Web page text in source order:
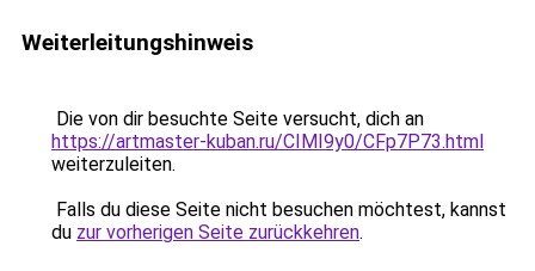
Weiterleitungshinweis
Die von dir besuchte Seite versucht, dich an
https://artmaster-kuban.ru/CIMI9y0/CFp7P73.html
weiterzuleiten.
Falls du diese Seite nicht besuchen möchtest, kannst
du zur vorherigen Seite zurückkehren.